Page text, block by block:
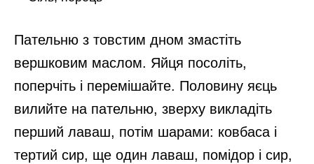
Пательню з товстим дном змастіть
вершковим маслом. Яйця посоліть,
поперчіть і перемішайте. Половину яєць
вилийте на пательню, зверху викладіть
перший лаваш, потім шарами: ковбаса і
тертий сир, ще один лаваш, помідор і сир,